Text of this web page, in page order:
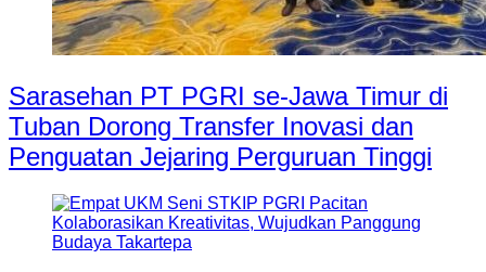
Sarasehan PT PGRI se-Jawa Timur di
Tuban Dorong Transfer Inovasi dan
Penguatan Jejaring Perguruan Tinggi